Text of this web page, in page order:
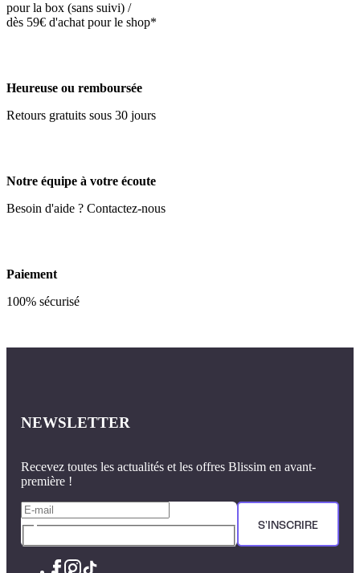
pour la box (sans suivi) /
dès 59€ d'achat pour le shop*
Heureuse ou remboursée
Retours gratuits sous 30 jours
Notre équipe à votre écoute
Besoin d'aide ? Contactez-nous
Paiement
100% sécurisé
NEWSLETTER
Recevez toutes les actualités et les offres Blissim en avant-
première !
S'INSCRIRE